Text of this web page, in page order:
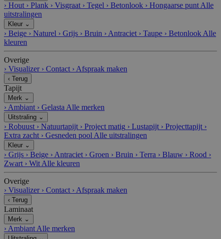
› Hout › Plank › Visgraat › Tegel › Betonlook › Hongaarse punt Alle
uitstralingen
Kleur ⌄
› Beige › Naturel › Grijs › Bruin › Antraciet › Taupe › Betonlook Alle
kleuren
Overige
› Visualizer › Contact › Afspraak maken
‹ Terug
Tapijt
Merk ⌄
› Ambiant › Gelasta Alle merken
Uitstraling ⌄
› Robuust › Natuurtapijt › Project matig › Lustapijt › Projecttapijt ›
Extra zacht › Gesneden pool Alle uitstralingen
Kleur ⌄
› Grijs › Beige › Antraciet › Groen › Bruin › Terra › Blauw › Rood ›
Zwart › Wit Alle kleuren
Overige
› Visualizer › Contact › Afspraak maken
‹ Terug
Laminaat
Merk ⌄
› Ambiant Alle merken